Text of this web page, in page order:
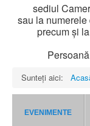
sediul
sau la
precum şi
Sunteți aici:
EVENIMENTE